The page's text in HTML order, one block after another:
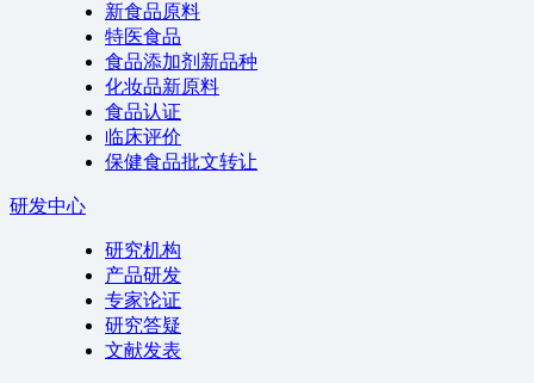
新食品原料
特医食品
食品添加剂新品种
化妆品新原料
食品认证
临床评价
保健食品批文转让
研发中心
研究机构
产品研发
专家论证
研究答疑
文献发表